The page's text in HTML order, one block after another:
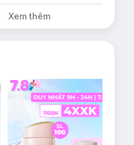
Sữa Rửa Mặt
59ml(SL có hạn)
Xem thêm